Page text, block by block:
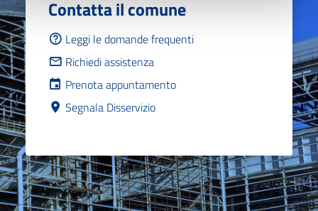
Contatta il comune
Leggi le domande frequenti
Richiedi assistenza
Prenota appuntamento
Segnala Disservizio